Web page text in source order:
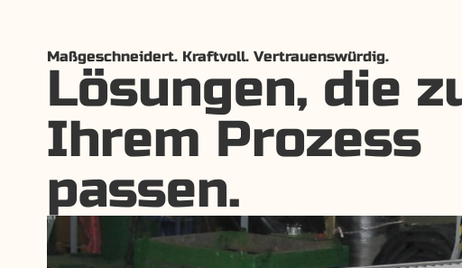
Maßgeschneidert. Kraftvoll. Vertrauenswürdig.
Lösungen, die
Ihrem Prozess
passen.